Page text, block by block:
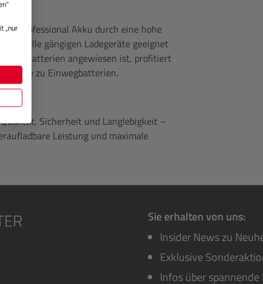
Professional Akku durch eine hohe
für alle gängigen Ladegeräte geeignet
auf Batterien angewiesen ist, profitiert
zu Einwegbatterien.
Sicherheit und Langlebigkeit –
Leistung und maximale
Sie erhalten von uns:
Insider News zu
Exklusive
Infos über
„nur